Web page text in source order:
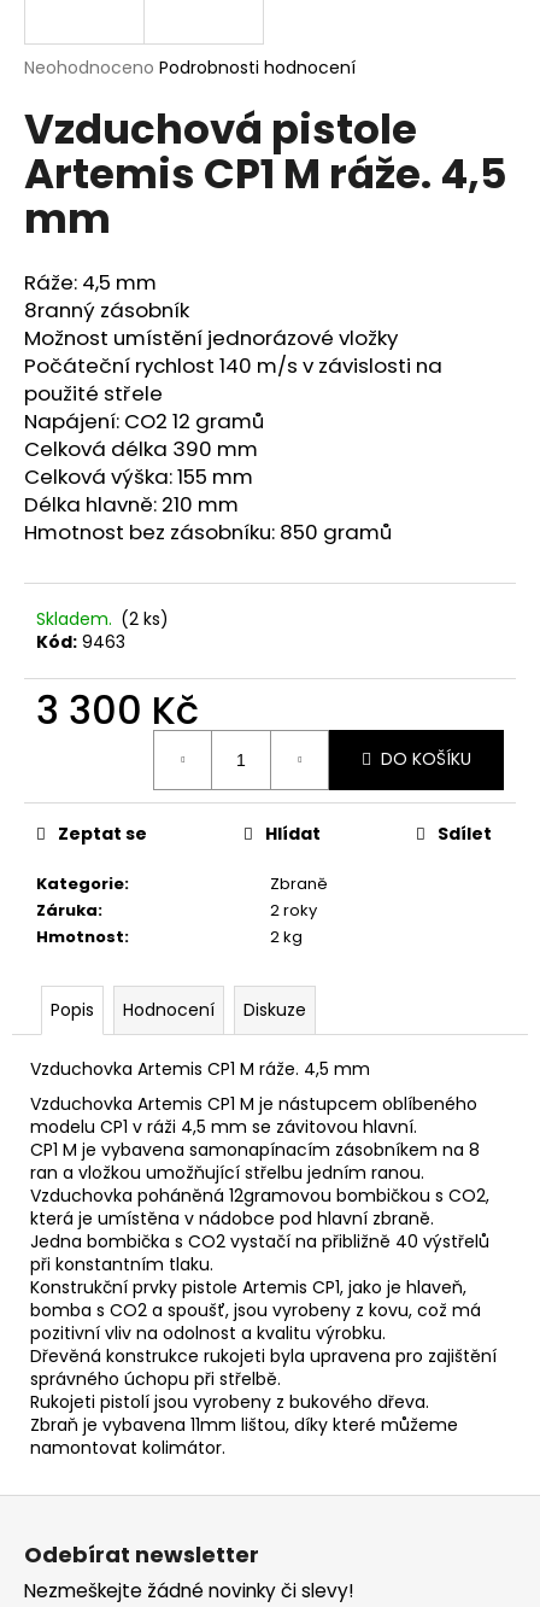
Průměrné
produktu
je
0,0
z
5
hvězdiček.
Neohodnoceno Podrobnosti hodnocení
Vzduchová pistole
Artemis CP1 M ráže. 4,5
mm
Ráže: 4,5 mm
8ranný zásobník
Možnost umístění jednorázové vložky
Počáteční rychlost 140 m/s v závislosti na
použité střele
Napájení: CO2 12 gramů
Celková délka 390 mm
Celková výška: 155 mm
Délka hlavně: 210 mm
Hmotnost bez zásobníku: 850 gramů
Skladem. (2 ks)
Kód: 9463
3 300 Kč
DO KOŠÍKU
Kategorie:
Zbraně
Záruka:
2 roky
Hmotnost: 2 kg
Zeptat se Hlídat Sdílet
Popis Hodnocení Diskuze
Vzduchovka Artemis CP1 M ráže. 4,5 mm
Vzduchovka Artemis CP1 M je nástupcem oblíbeného
modelu CP1 v ráži 4,5 mm se závitovou hlavní.
CP1 M je vybavena samonapínacím zásobníkem na 8
ran a vložkou umožňující střelbu jedním ranou.
Vzduchovka poháněná 12gramovou bombičkou s CO2,
která je umístěna v nádobce pod hlavní zbraně.
Jedna bombička s CO2 vystačí na přibližně 40 výstřelů
při konstantním tlaku.
Konstrukční prvky pistole Artemis CP1, jako je hlaveň,
bomba s CO2 a spoušť, jsou vyrobeny z kovu, což má
pozitivní vliv na odolnost a kvalitu výrobku.
Dřevěná konstrukce rukojeti byla upravena pro zajištění
správného úchopu při střelbě.
Rukojeti pistolí jsou vyrobeny z bukového dřeva.
Zbraň je vybavena 11mm lištou, díky které můžeme
namontovat kolimátor.
j
t
?
D
o
p
o
r
u
č
e
m
e
KUŠÍ
16"
KS
125
Kč
Z
Odebírat newsletter
Nezmeškejte žádné novinky či slevy!